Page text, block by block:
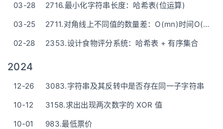
03-28
2716.最小化字符串长度：哈希表(位运算)
03-25
2711.对角线上不同值的数量差：O(mn)时间O(1)空间 - 位运算优化 - C++/Go双百版本 - 三种方法(一步步优化)
02-28
2353.设计食物评分系统：哈希表 + 有序集合
2024
12-26
3083.字符串及其反转中是否存在同一子字符串
10-12
3158.求出出现两次数字的 XOR 值
10-01
983.最低票价